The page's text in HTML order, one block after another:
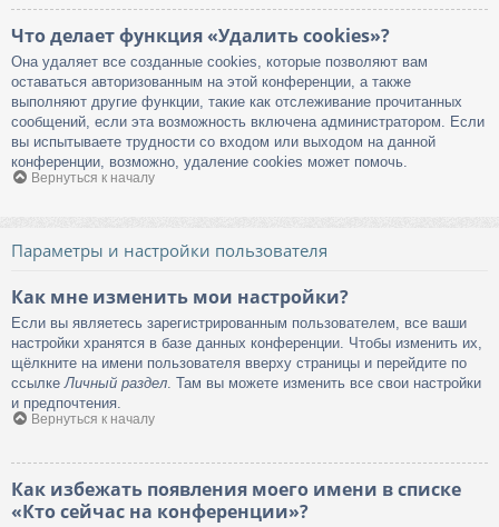
Что делает функция «Удалить cookies»?
Она удаляет все созданные cookies, которые позволяют вам
оставаться авторизованным на этой конференции, а также
выполняют другие функции, такие как отслеживание прочитанных
сообщений, если эта возможность включена администратором. Если
вы испытываете трудности со входом или выходом на данной
конференции, возможно, удаление cookies может помочь.
Вернуться к началу
Параметры и настройки пользователя
Как мне изменить мои настройки?
Если вы являетесь зарегистрированным пользователем, все ваши
настройки хранятся в базе данных конференции. Чтобы изменить их,
щёлкните на имени пользователя вверху страницы и перейдите по
ссылкеЛичный раздел. Там вы можете изменить все свои настройки
и предпочтения.
Вернуться к началу
Как избежать появления моего имени в списке
«Кто сейчас на конференции»?